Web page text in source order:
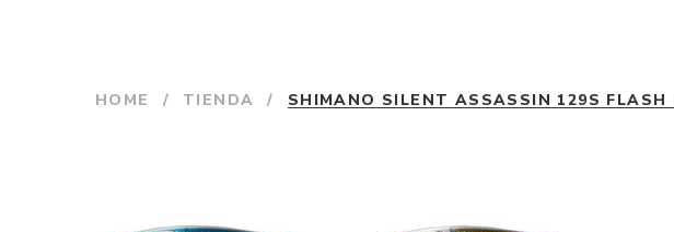
HOME / TIENDA / SHIMANO SILENT ASSASSIN 129S FLASH